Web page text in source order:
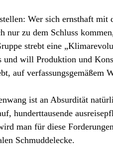
Wer sich ernsthaft mit
nur zu dem Schluss
strebt eine
und will Produktion und
auf verfassungsgemäßem
ist an Absurdität
hunderttausende
man für diese
Schmuddelecke.